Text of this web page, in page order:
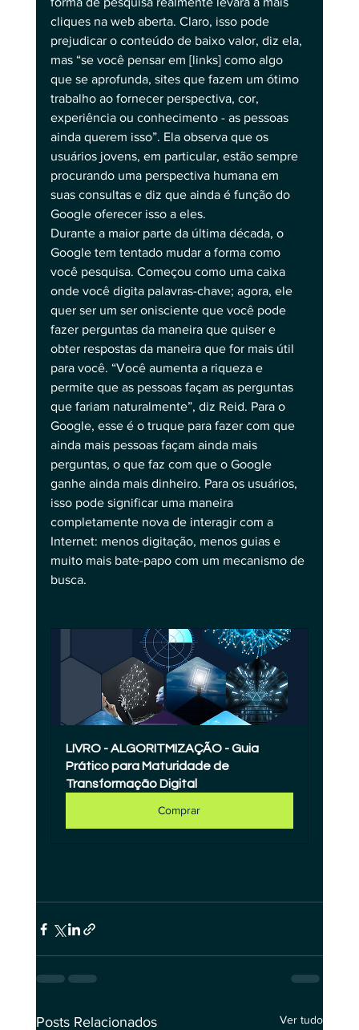
cliques na web aberta. Claro, isso pode
prejudicar o conteúdo de baixo valor, diz ela,
mas “se você pensar em [links] como algo
que se aprofunda, sites que fazem um ótimo
trabalho ao fornecer perspectiva, cor,
experiência ou conhecimento - as pessoas
ainda querem isso”. Ela observa que os
usuários jovens, em particular, estão sempre
procurando uma perspectiva humana em
suas consultas e diz que ainda é função do
Google oferecer isso a eles.
Durante a maior parte da última década, o
Google tem tentado mudar a forma como
você pesquisa. Começou como uma caixa
onde você digita palavras-chave; agora, ele
quer ser um ser onisciente que você pode
fazer perguntas da maneira que quiser e
obter respostas da maneira que for mais útil
para você. “Você aumenta a riqueza e
permite que as pessoas façam as perguntas
que fariam naturalmente”, diz Reid. Para o
Google, esse é o truque para fazer com que
ainda mais pessoas façam ainda mais
perguntas, o que faz com que o Google
ganhe ainda mais dinheiro. Para os usuários,
isso pode significar uma maneira
completamente nova de interagir com a
Internet: menos digitação, menos guias e
muito mais bate-papo com um mecanismo de
busca.
LIVRO - ALGORITMIZAÇÃO - Guia
Prático para Maturidade de
Transformação Digital
Comprar
Posts Relacionados Ver tudo